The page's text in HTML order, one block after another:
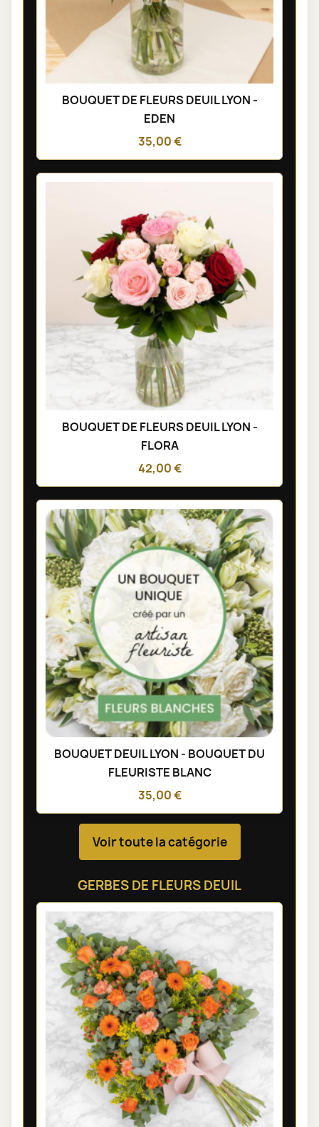
BOUQUET DE FLEURS DEUIL LYON -
EDEN
35,00 €
BOUQUET DE FLEURS DEUIL LYON -
FLORA
42,00 €
BOUQUET DEUIL LYON - BOUQUET DU
FLEURISTE BLANC
35,00 €
Voir toute la catégorie
GERBES DE FLEURS DEUIL